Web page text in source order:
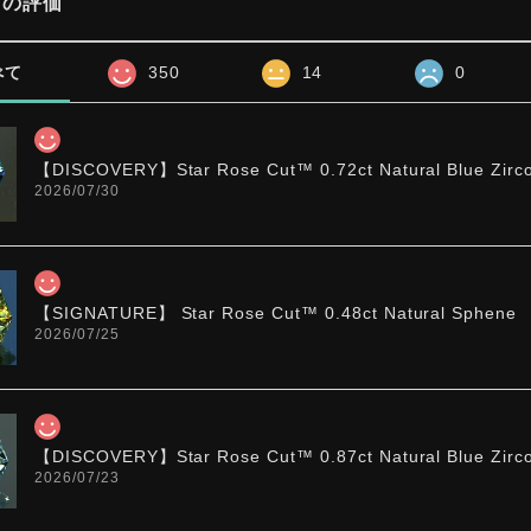
て 350 14 0
【DISCOVERY】Star Rose Cut™️ 0.72ct Natural Blue
2026/07/30
【SIGNATURE】 Star Rose Cut™️ 0.48ct Natural Sphene
2026/07/25
【DISCOVERY】Star Rose Cut™️ 0.87ct Natural Blue
2026/07/23